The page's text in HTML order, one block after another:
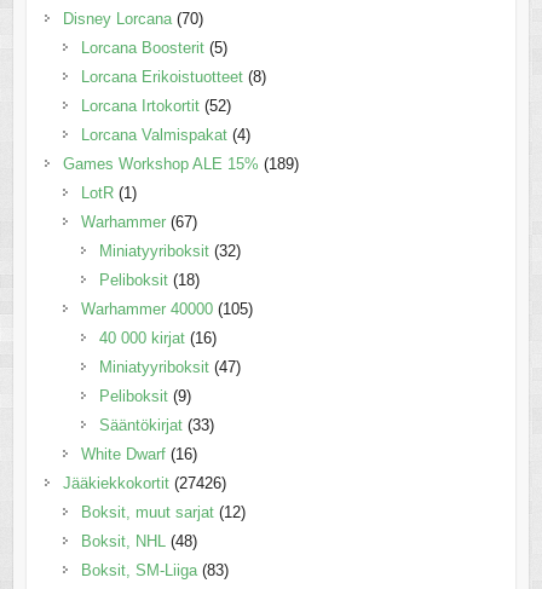
Disney Lorcana (70)
Lorcana Boosterit (5)
Lorcana Erikoistuotteet (8)
Lorcana Irtokortit (52)
Lorcana Valmispakat (4)
Games Workshop ALE 15% (189)
LotR (1)
Warhammer (67)
Miniatyyriboksit (32)
Peliboksit (18)
Warhammer 40000 (105)
40 000 kirjat (16)
Miniatyyriboksit (47)
Peliboksit (9)
Sääntökirjat (33)
White Dwarf (16)
Jääkiekkokortit (27426)
Boksit, muut sarjat (12)
Boksit, NHL (48)
Boksit, SM-Liiga (83)